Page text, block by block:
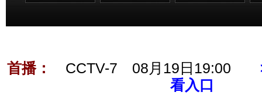
首播： CCTV-7 08月19日19:00
看入口